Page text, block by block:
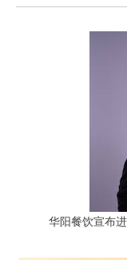
华阳餐饮宣布